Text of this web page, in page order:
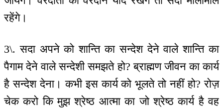
रहेंगे।
3\. सदा अपने को शान्ति का सन्देश देने वाले शान्ति का
पैगाम देने वाले सन्देशी समझते हो? ब्राह्मण जीवन का कार्य
है सन्देश देना। कभी इस कार्य को भूलते तो नहीं हो? रोज़
चेक करो कि मुझ श्रेष्ठ आत्मा का जो श्रेष्ठ कार्य है वह